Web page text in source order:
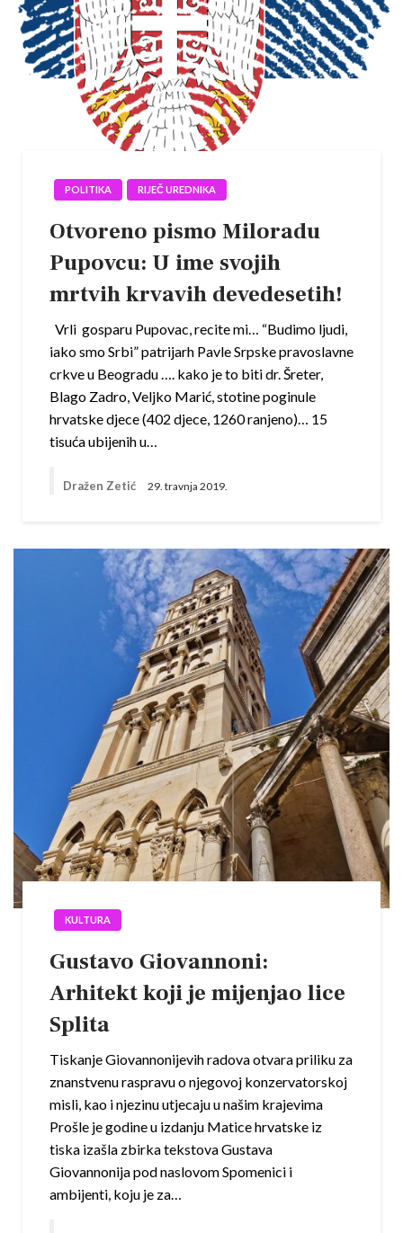
POLITIKA RIJEČ UREDNIKA
Otvoreno pismo Miloradu
Pupovcu: U ime svojih
mrtvih krvavih devedesetih!
Vrli gosparu Pupovac, recite mi… “Budimo ljudi,
iako smo Srbi” patrijarh Pavle Srpske pravoslavne
crkve u Beogradu …. kako je to biti dr. Šreter,
Blago Zadro, Veljko Marić, stotine poginule
hrvatske djece (402 djece, 1260 ranjeno)… 15
tisuća ubijenih u…
Dražen Zetić 29. travnja 2019.
KULTURA
Gustavo Giovannoni:
Arhitekt koji je mijenjao lice
Splita
Tiskanje Giovannonijevih radova otvara priliku za
znanstvenu raspravu o njegovoj konzervatorskoj
misli, kao i njezinu utjecaju u našim krajevima
Prošle je godine u izdanju Matice hrvatske iz
tiska izašla zbirka tekstova Gustava
Giovannonija pod naslovom Spomenici i
ambijenti, koju je za…